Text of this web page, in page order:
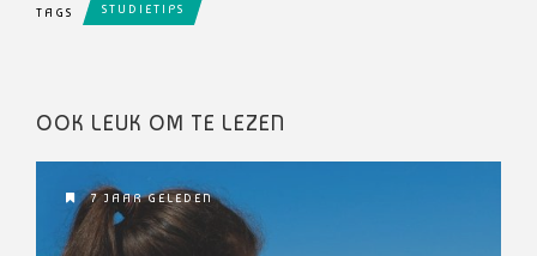
TAGS STUDIETIPS
OOK LEUK OM TE LEZEN
7 JAAR GELEDEN